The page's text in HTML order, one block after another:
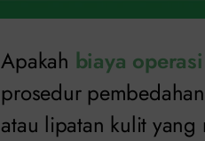
Apakah biaya
prosedur
atau lipatan kulit